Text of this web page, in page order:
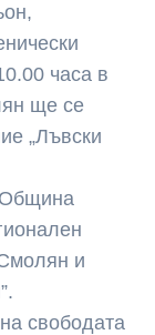
часа в
ще се
„Лъвски
Община
и
свободата